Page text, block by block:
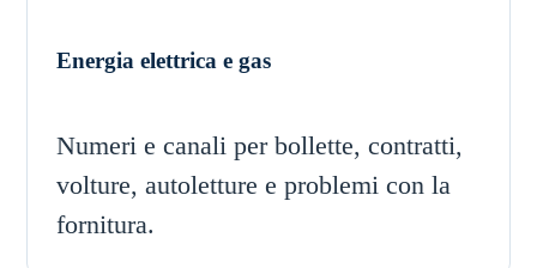
Energia elettrica e gas
Numeri e canali per bollette, contratti,
volture, autoletture e problemi con la
fornitura.